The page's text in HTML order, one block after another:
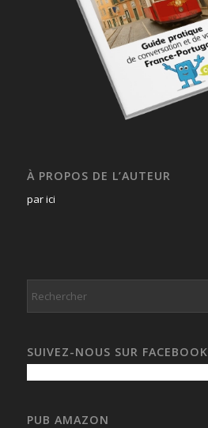
À PROPOS DE L’AUTEUR
par ici
SUIVEZ-NOUS SUR FACEBOOK
PUB AMAZON